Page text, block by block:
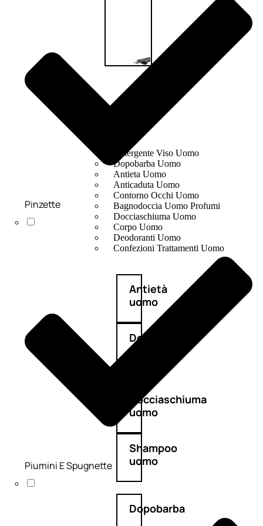
Detergente Viso Uomo
Dopobarba Uomo
Antieta Uomo
Anticaduta Uomo
Contorno Occhi Uomo
Bagnodoccia Uomo Profumi
Docciaschiuma Uomo
Corpo Uomo
Deodoranti Uomo
Confezioni Trattamenti Uomo
Antietà
uomo
Detergente
viso
Docciaschiuma
uomo
Shampoo
uomo
Dopobarba
Pinzette
Piumini E Spugnette